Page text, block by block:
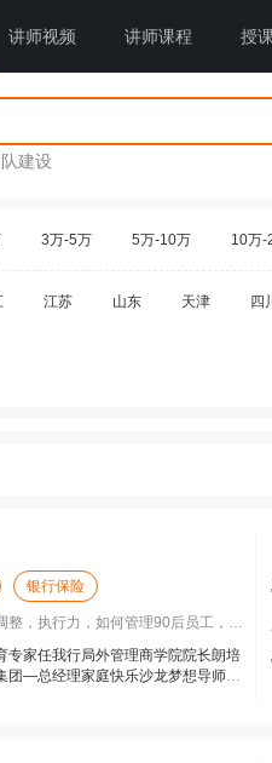
讲师视频 讲师课程 授
建设
3万-5万 5万-10万 10万-
江苏 山东 天津 四川
银行保险
执行力，如何管理90后员工，企业
专家任我行局外管理商学院院长朗培
团—总经理家庭快乐沙龙梦想导师誉